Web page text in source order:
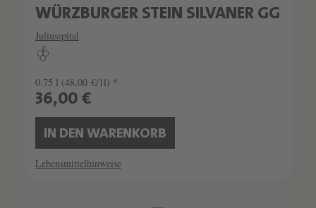
WÜRZBURGER STEIN SILVANER GG
Juliusspital
0.75 l (48,00 €/1l) *
36,00 €
IN DEN WARENKORB
Lebensmittelhinweise